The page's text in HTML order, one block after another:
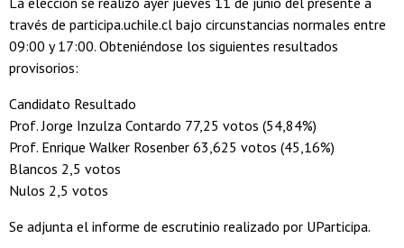
través de participa.uchile.cl bajo circunstancias normales entre
09:00 y 17:00. Obteniéndose los siguientes resultados
provisorios:
Candidato Resultado
Prof. Jorge Inzulza Contardo 77,25 votos (54,84%)
Prof. Enrique Walker Rosenber 63,625 votos (45,16%)
Blancos 2,5 votos
Nulos 2,5 votos
Se adjunta el informe de escrutinio realizado por UParticipa.